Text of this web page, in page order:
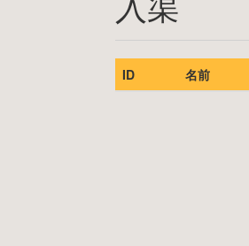
ID 名前